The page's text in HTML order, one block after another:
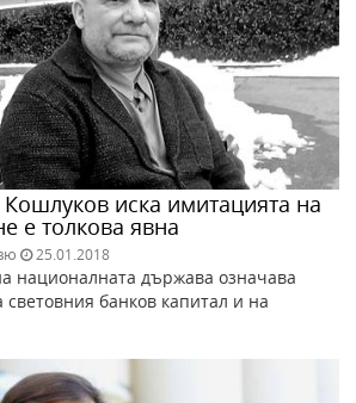
иска имитацията на
е толкова явна
25.01.2018
националната държава означава
банков капитал и на